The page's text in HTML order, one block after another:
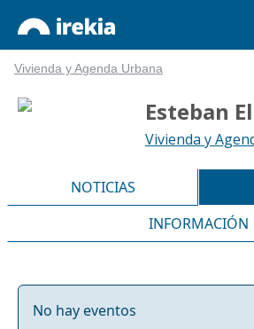
Vivienda y Agenda Urbana
Esteban
Vivienda y
NOTICIAS
INFORMACIÓN
No hay eventos